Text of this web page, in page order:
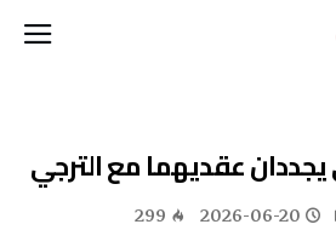
عقديهما مع الترجي
2026-06-20
299